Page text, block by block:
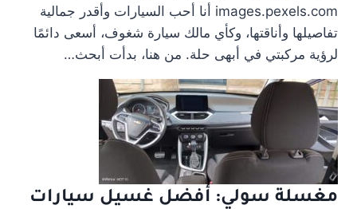
images.pexels.com أنا أحب السيارات وأقدر جمالية
تفاصيلها وأناقتها، وكأي مالك سيارة شغوف، أسعى دائمًا
لرؤية مركبتي في أبهى حلة. من هنا، بدأت أبحث…
مغسلة سولي: أفضل غسيل سيارات